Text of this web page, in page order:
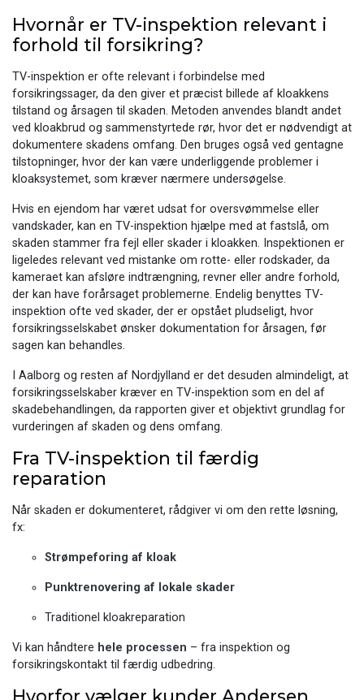
Hvornår er TV-inspektion relevant i
forhold til forsikring?
TV-inspektion er ofte relevant i forbindelse med
forsikringssager, da den giver et præcist billede af kloakkens
tilstand og årsagen til skaden. Metoden anvendes blandt andet
ved kloakbrud og sammenstyrtede rør, hvor det er nødvendigt at
dokumentere skadens omfang. Den bruges også ved gentagne
tilstopninger, hvor der kan være underliggende problemer i
kloaksystemet, som kræver nærmere undersøgelse.
Hvis en ejendom har været udsat for oversvømmelse eller
vandskader, kan en TV-inspektion hjælpe med at fastslå, om
skaden stammer fra fejl eller skader i kloakken. Inspektionen er
ligeledes relevant ved mistanke om rotte- eller rodskader, da
kameraet kan afsløre indtrængning, revner eller andre forhold,
der kan have forårsaget problemerne. Endelig benyttes TV-
inspektion ofte ved skader, der er opstået pludseligt, hvor
forsikringsselskabet ønsker dokumentation for årsagen, før
sagen kan behandles.
I Aalborg og resten af Nordjylland er det desuden almindeligt, at
forsikringsselskaber kræver en TV-inspektion som en del af
skadebehandlingen, da rapporten giver et objektivt grundlag for
vurderingen af skaden og dens omfang.
Fra TV-inspektion til færdig
reparation
Når skaden er dokumenteret, rådgiver vi om den rette løsning,
fx:
Strømpeforing af kloak
Punktrenovering af lokale skader
Traditionel kloakreparation
Vi kan håndtere hele processen – fra inspektion og
forsikringskontakt til færdig udbedring.